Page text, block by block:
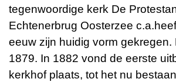
tegenwoordige kerk De
Echtenerbrug Oosterzee
eeuw zijn huidig vorm gekregen.
1879. In 1882 vond de eerste
kerkhof plaats, tot het nu